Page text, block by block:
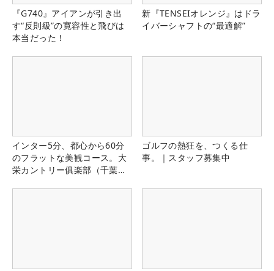
『G740』アイアンが引き出
す“反則級”の寛容性と飛びは
本当だった！
新『TENSEIオレンジ』はドラ
イバーシャフトの“最適解”
インター5分、都心から60分
のフラットな美観コース。大
栄カントリー俱楽部（千葉
ゴルフの熱狂を、つくる仕
事。｜スタッフ募集中